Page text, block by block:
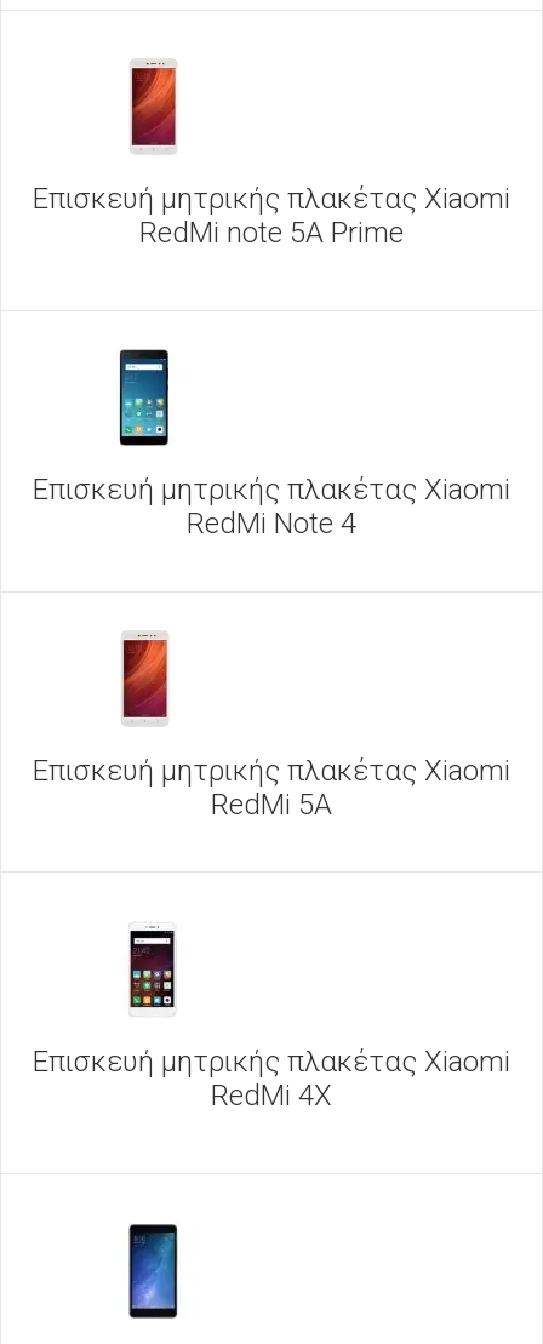
Επισκευή μητρικής πλακέτας Xiaomi
RedMi note 5A Prime
Επισκευή μητρικής πλακέτας Xiaomi
RedMi Note 4
Επισκευή μητρικής πλακέτας Xiaomi
RedMi 5A
Επισκευή μητρικής πλακέτας Xiaomi
RedMi 4X